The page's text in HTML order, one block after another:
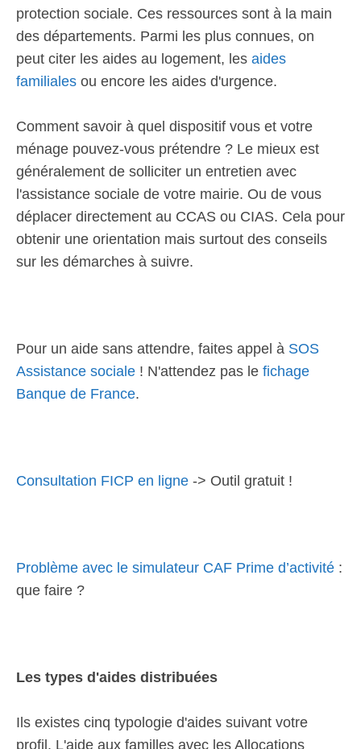
protection sociale. Ces ressources sont à la main
des départements. Parmi les plus connues, on
peut citer les aides au logement, les aides
familiales ou encore les aides d'urgence.
Comment savoir à quel dispositif vous et votre
ménage pouvez-vous prétendre ? Le mieux est
généralement de solliciter un entretien avec
l'assistance sociale de votre mairie. Ou de vous
déplacer directement au CCAS ou CIAS. Cela pour
obtenir une orientation mais surtout des conseils
sur les démarches à suivre.
Pour un aide sans attendre, faites appel à SOS
Assistance sociale ! N'attendez pas le fichage
Banque de France.
Consultation FICP en ligne -> Outil gratuit !
Problème avec le simulateur CAF Prime d’activité :
que faire ?
Les types d'aides distribuées
Ils existes cinq typologie d'aides suivant votre
profil. L'aide aux familles avec les Allocations